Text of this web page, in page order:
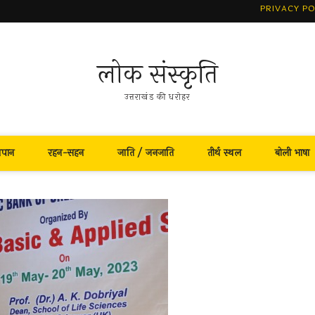
PRIVACY
लोक संस्कृति
उत्तराखंड की धरोहर
रहन-सहन जाति / जनजाति तीर्थ स्थल बोली भाषा